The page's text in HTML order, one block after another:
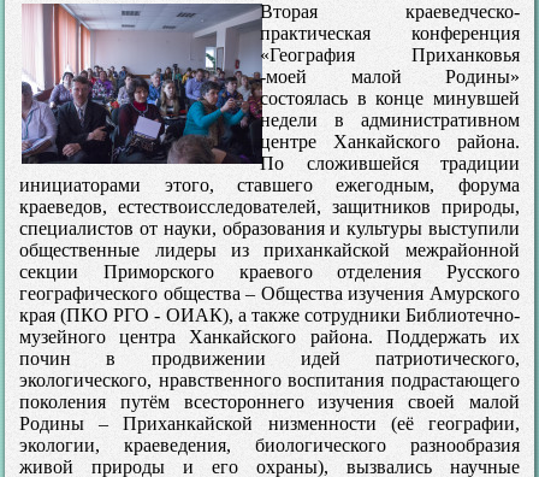
Вторая краеведческо-
практическая конференция
«География Приханковья
-моей малой Родины»
состоялась в конце минувшей
недели в административном
центре Ханкайского района.
По сложившейся традиции
инициаторами этого, ставшего ежегодным, форума
краеведов, естествоисследователей, защитников природы,
специалистов от науки, образования и культуры выступили
общественные лидеры из приханкайской межрайонной
секции Приморского краевого отделения Русского
географического общества – Общества изучения Амурского
края (ПКО РГО - ОИАК), а также сотрудники Библиотечно-
музейного центра Ханкайского района. Поддержать их
почин в продвижении идей патриотического,
экологического, нравственного воспитания подрастающего
поколения путём всестороннего изучения своей малой
Родины – Приханкайской низменности (её географии,
экологии, краеведения, биологического разнообразия
живой природы и его охраны), вызвались научные